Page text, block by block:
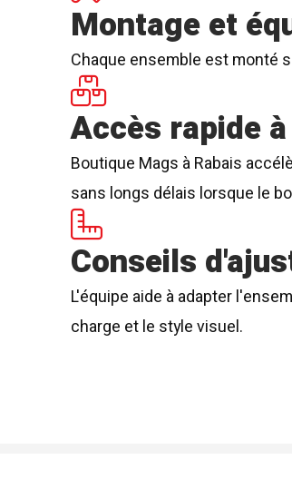
Montage et
Chaque ensemble est monté
Accès rapide
Boutique Mags à Rabais
sans longs délais lorsque le
Conseils
L'équipe aide à adapter
charge et le style visuel.